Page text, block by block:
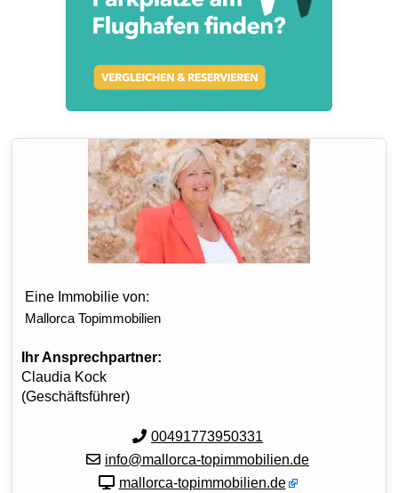
Eine Immobilie von:
Mallorca Topimmobilien
Ihr Ansprechpartner:
Claudia Kock
(Geschäftsführer)
00491773950331
info@mallorca-topimmobilien.de
mallorca-topimmobilien.de